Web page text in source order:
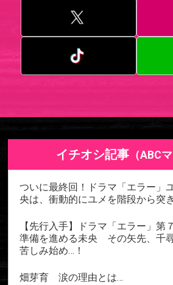
イチオシ記事 （ABC
ついに最終回！ドラマ「エラー」
央は、衝動的にユメを階段から突
【先行入手】ドラマ「エラー」
準備を進める未央 その矢先、千
苦しみ始め…！
畑芽育 涙の理由とは…